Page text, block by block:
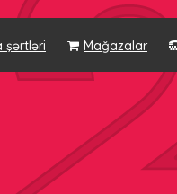
şərtləri Mağazalar